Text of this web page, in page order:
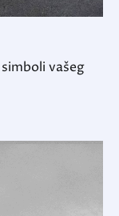
vašeg